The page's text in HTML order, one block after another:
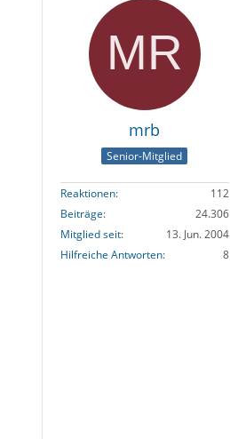
mrb
Senior-Mitglied
Reaktionen
112
Beiträge
24.306
Mitglied seit
13. Jun. 2004
Hilfreiche Antworten
8